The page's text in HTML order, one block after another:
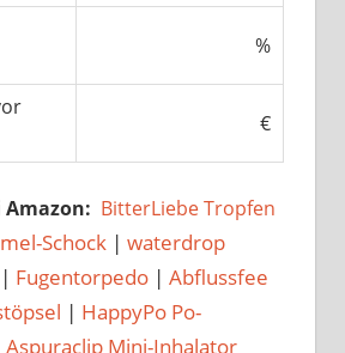
%
€
BitterLiebe Tropfen
Schock | waterdrop
| Fugentorpedo | Abflussfee
| HappyPo Po-
Aspuraclip Mini-Inhalator